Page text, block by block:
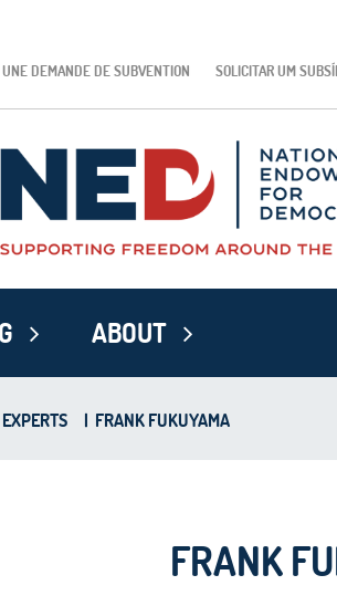
UNE DEMANDE DE SUBVENTION SOLICITAR UM
ABOUT
EXPERTS | FRANK FUKUYAMA
FRANK